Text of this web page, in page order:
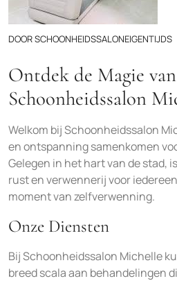
DOORSCHOONHEIDSSALONEIGENTIJDS
Ontdek de Magie van
Schoonheidssalon
Welkom bij Schoonheidssalon
en ontspanning samenkomen
Gelegen in het hart van de stad,
rust en verwennerij voor
moment van zelfverwenning.
Onze Diensten
Bij Schoonheidssalon Michelle
breed scala aan behandelingen